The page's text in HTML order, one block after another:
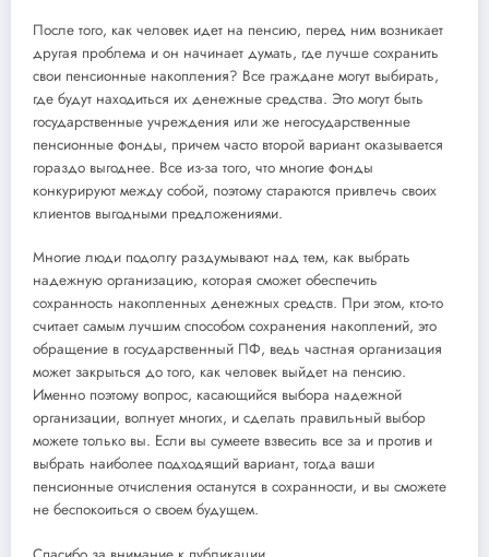
После того, как человек идет на пенсию, перед ним возникает
другая проблема и он начинает думать, где лучше сохранить
свои пенсионные накопления? Все граждане могут выбирать,
где будут находиться их денежные средства. Это могут быть
государственные учреждения или же негосударственные
пенсионные фонды, причем часто второй вариант оказывается
гораздо выгоднее. Все из-за того, что многие фонды
конкурируют между собой, поэтому стараются привлечь своих
клиентов выгодными предложениями.
Многие люди подолгу раздумывают над тем, как выбрать
надежную организацию, которая сможет обеспечить
сохранность накопленных денежных средств. При этом, кто-то
считает самым лучшим способом сохранения накоплений, это
обращение в государственный ПФ, ведь частная организация
может закрыться до того, как человек выйдет на пенсию.
Именно поэтому вопрос, касающийся выбора надежной
организации, волнует многих, и сделать правильный выбор
можете только вы. Если вы сумеете взвесить все за и против и
выбрать наиболее подходящий вариант, тогда ваши
пенсионные отчисления останутся в сохранности, и вы сможете
не беспокоиться о своем будущем.